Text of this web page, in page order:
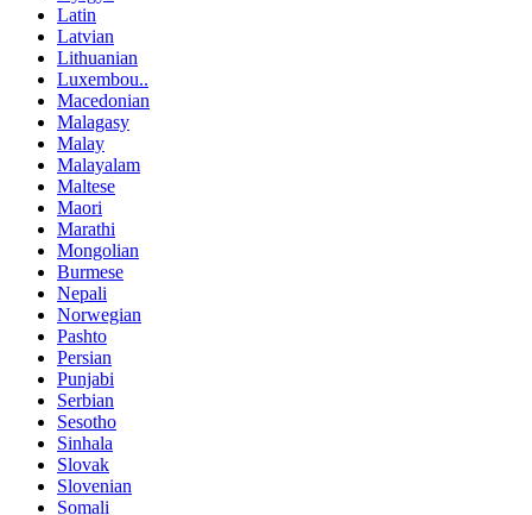
Latin
Latvian
Lithuanian
Luxembou..
Macedonian
Malagasy
Malay
Malayalam
Maltese
Maori
Marathi
Mongolian
Burmese
Nepali
Norwegian
Pashto
Persian
Punjabi
Serbian
Sesotho
Sinhala
Slovak
Slovenian
Somali